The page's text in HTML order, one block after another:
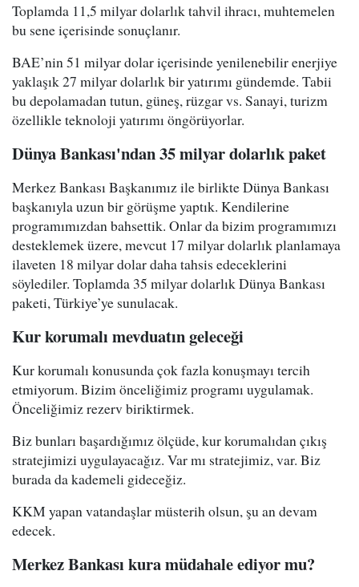
Toplamda 11,5 milyar dolarlık tahvil ihracı, muhtemelen
bu sene içerisinde sonuçlanır.
BAE’nin 51 milyar dolar içerisinde yenilenebilir enerjiye
yaklaşık 27 milyar dolarlık bir yatırımı gündemde. Tabii
bu depolamadan tutun, güneş, rüzgar vs. Sanayi, turizm
özellikle teknoloji yatırımı öngörüyorlar.
Dünya Bankası'ndan 35 milyar dolarlık paket
Merkez Bankası Başkanımız ile birlikte Dünya Bankası
başkanıyla uzun bir görüşme yaptık. Kendilerine
programımızdan bahsettik. Onlar da bizim programımızı
desteklemek üzere, mevcut 17 milyar dolarlık planlamaya
ilaveten 18 milyar dolar daha tahsis edeceklerini
söylediler. Toplamda 35 milyar dolarlık Dünya Bankası
paketi, Türkiye’ye sunulacak.
Kur korumalı mevduatın geleceği
Kur korumalı konusunda çok fazla konuşmayı tercih
etmiyorum. Bizim önceliğimiz programı uygulamak.
Önceliğimiz rezerv biriktirmek.
Biz bunları başardığımız ölçüde, kur korumalıdan çıkış
stratejimizi uygulayacağız. Var mı stratejimiz, var. Biz
burada da kademeli gideceğiz.
KKM yapan vatandaşlar müsterih olsun, şu an devam
edecek.
Merkez Bankası kura müdahale ediyor mu?